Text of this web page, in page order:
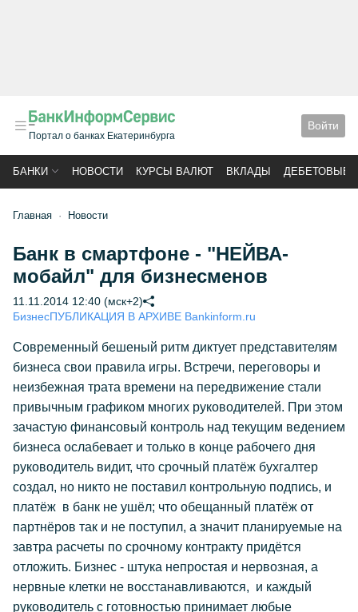
Портал о банках Екатеринбурга
Войти
БАНКИ НОВОСТИ КУРСЫ ВАЛЮТ ВКЛАДЫ ДЕБЕТОВЫЕ
Главная Новости
Банк в смартфоне - "НЕЙВА-
мобайл" для бизнесменов
11.11.2014 12:40 (мск+2)
БизнесПУБЛИКАЦИЯ В АРХИВЕ Bankinform.ru
Современный бешеный ритм диктует представителям
бизнеса свои правила игры. Встречи, переговоры и
неизбежная трата времени на передвижение стали
привычным графиком многих руководителей. При этом
зачастую финансовый контроль над текущим ведением
бизнеса ослабевает и только в конце рабочего дня
руководитель видит, что срочный платёж бухгалтер
создал, но никто не поставил контрольную подпись, и
платёж в банк не ушёл; что обещанный платёж от
партнёров так и не поступил, а значит планируемые на
завтра расчеты по срочному контракту придётся
отложить. Бизнес - штука непростая и нервозная, а
нервные клетки не восстанавливаются, и каждый
руководитель с готовностью принимает любые